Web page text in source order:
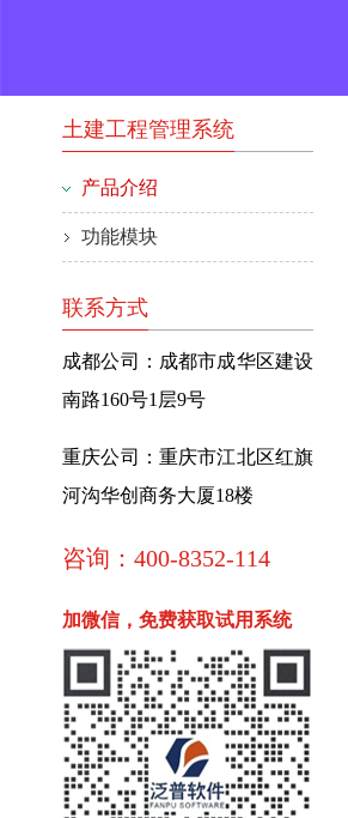
土建工程管理系统
产品介绍
功能模块
联系方式
成都公司：成都市成华区建设
南路160号1层9号
重庆公司：重庆市江北区红旗
河沟华创商务大厦18楼
咨询：400-8352-114
加微信，免费获取试用系统